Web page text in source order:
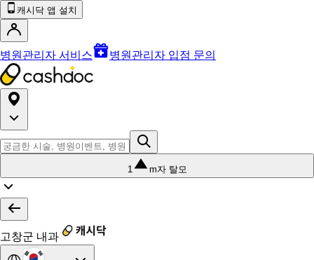
캐시닥 앱 설치
병원관리자 서비스 병원관리자 입점 문의
1 m자 탈모
고창군 내과